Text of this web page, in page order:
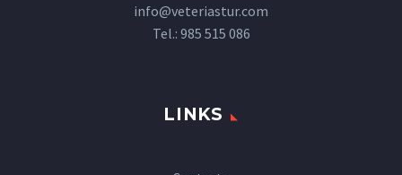
info@veteriastur.com
Tel.: 985 515 086
LINKS